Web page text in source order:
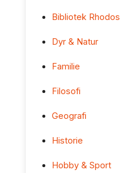
Bibliotek Rhodos
Dyr & Natur
Familie
Filosofi
Geografi
Historie
Hobby & Sport